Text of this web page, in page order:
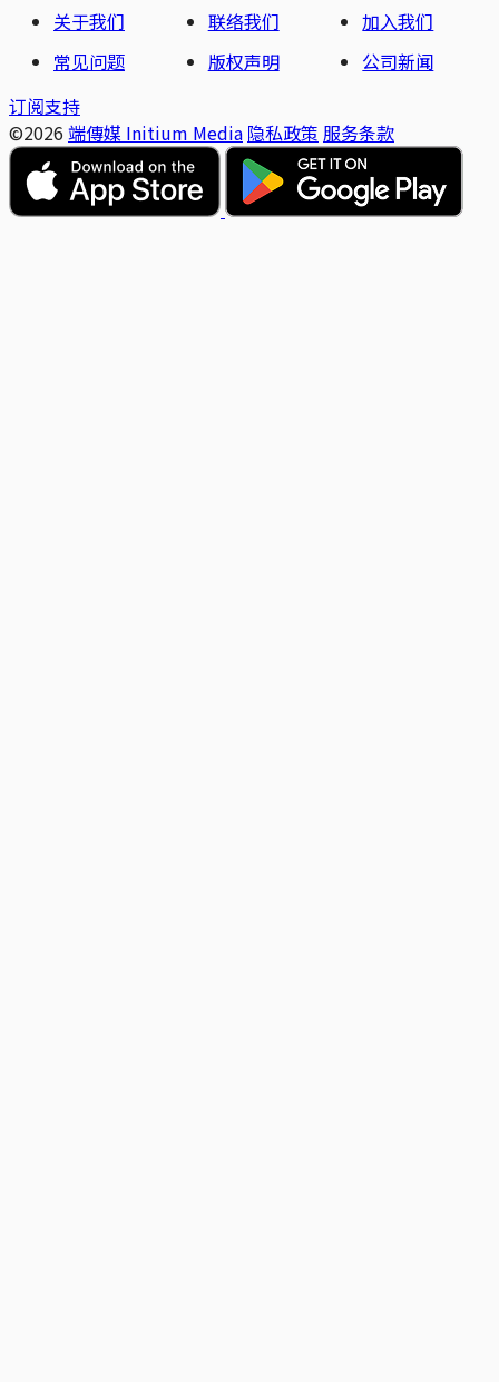
关于我们 联络我们
加入我们
常见问题
版权声明
公司新闻
订阅支持
©2026 端傳媒 Initium Media 隐私政策 服务条款